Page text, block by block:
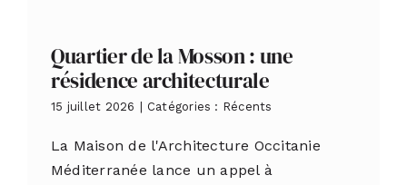
Quartier de la Mosson : une
résidence architecturale
15 juillet 2026 Catégories : Récents
La Maison de l'Architecture Occitanie
Méditerranée lance un appel à